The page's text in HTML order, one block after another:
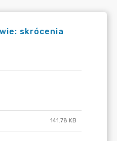
skrócenia
141.78 KB